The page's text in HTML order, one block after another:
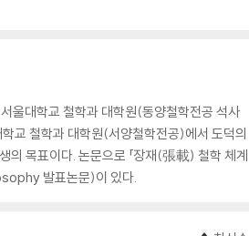
울대학교 철학과 대학원(동양철학전공 석사
철학과 대학원(서양철학전공)에서 도덕의
의 목표이다. 논문으로 「장재(張載) 철학 체계
발표논문)이 있다.